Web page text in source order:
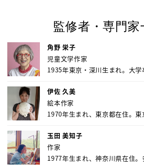
監修者・専門家
角野 栄子
児童文学作家
1935年東京・深川生まれ。大
伊佐 久美
絵本作家
1970年生まれ、東京都在住。
玉田 美知子
作家
1977年生まれ、神奈川県在住